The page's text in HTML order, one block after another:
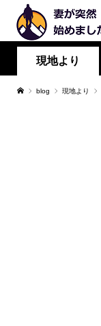
現地より
blog 現地より